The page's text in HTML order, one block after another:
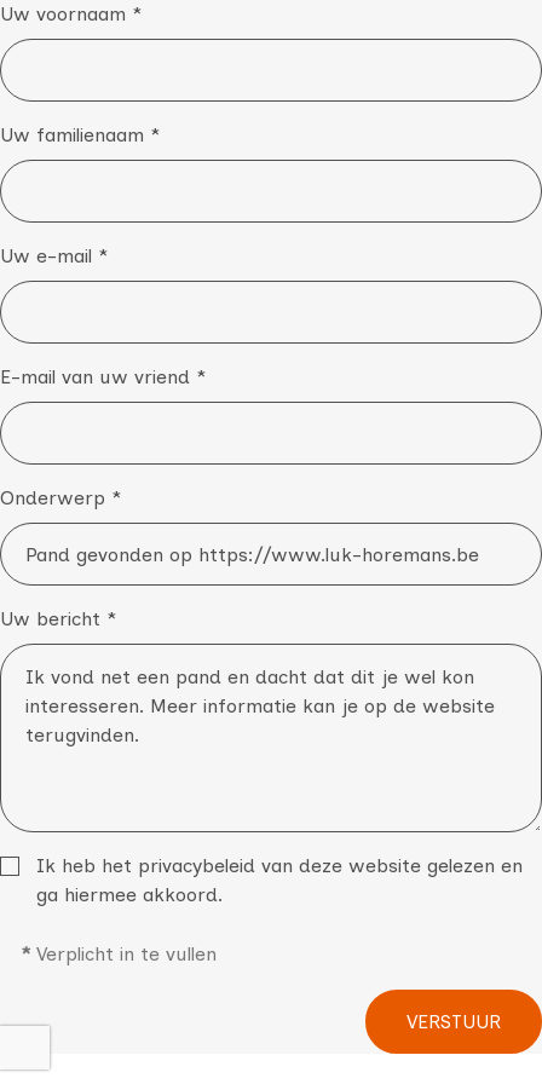
Uw voornaam *
Uw familienaam *
Uw e-mail *
E-mail van uw vriend *
Onderwerp *
Uw bericht *
Ik heb het privacybeleid van deze website gelezen en
ga hiermee akkoord.
* Verplicht in te vullen
VERSTUUR